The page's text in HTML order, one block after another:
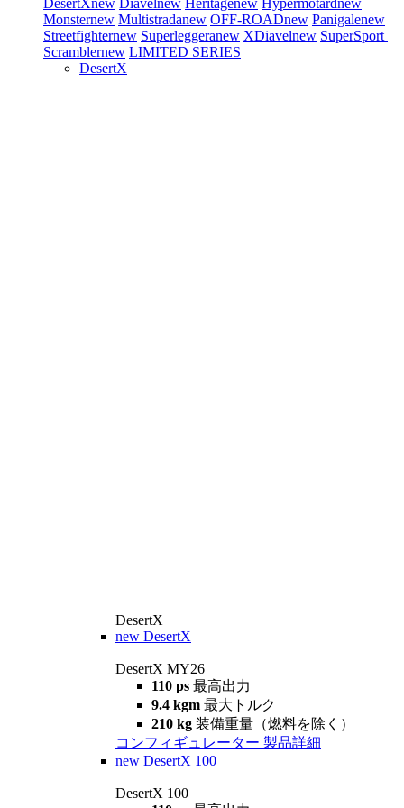
DesertXnew Diavelnew Heritagenew Hypermotardnew
Monsternew Multistradanew OFF-ROADnew Panigalenew
Streetfighternew Superleggeranew XDiavelnew SuperSport
Scramblernew LIMITED SERIES
DesertX
DesertX
new DesertX
DesertX MY26
110 ps 最高出力
9.4 kgm 最大トルク
210 kg 装備重量（燃料を除く）
コンフィギュレーター 製品詳細
new DesertX 100
DesertX 100